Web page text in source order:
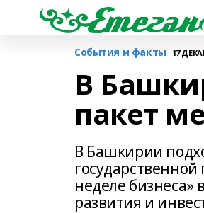
События и факты 17
В
пакет
В Башкирии
неделе
развития и